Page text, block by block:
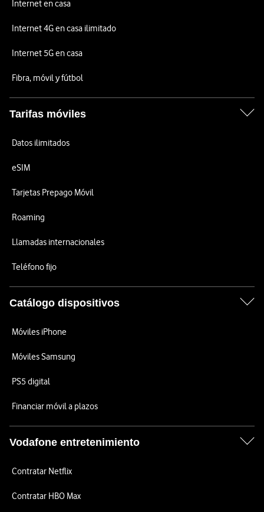
Internet en casa
Internet 4G en casa ilimitado
Internet 5G en casa
Fibra, móvil y fútbol
Tarifas móviles
Datos ilimitados
eSIM
Tarjetas Prepago Móvil
Roaming
Llamadas internacionales
Teléfono fijo
Catálogo dispositivos
Móviles iPhone
Móviles Samsung
PS5 digital
Financiar móvil a plazos
Vodafone entretenimiento
Contratar Netflix
Contratar HBO Max